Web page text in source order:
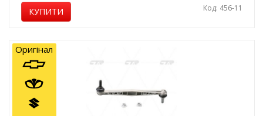
КУПИТИ Код: 456-11
Оригінал